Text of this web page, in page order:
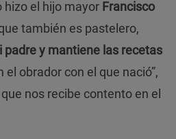
hizo el hijo mayor Francisco
también es pastelero,
padre y mantiene las recetas
obrador con el que nació”,
nos recibe contento en el